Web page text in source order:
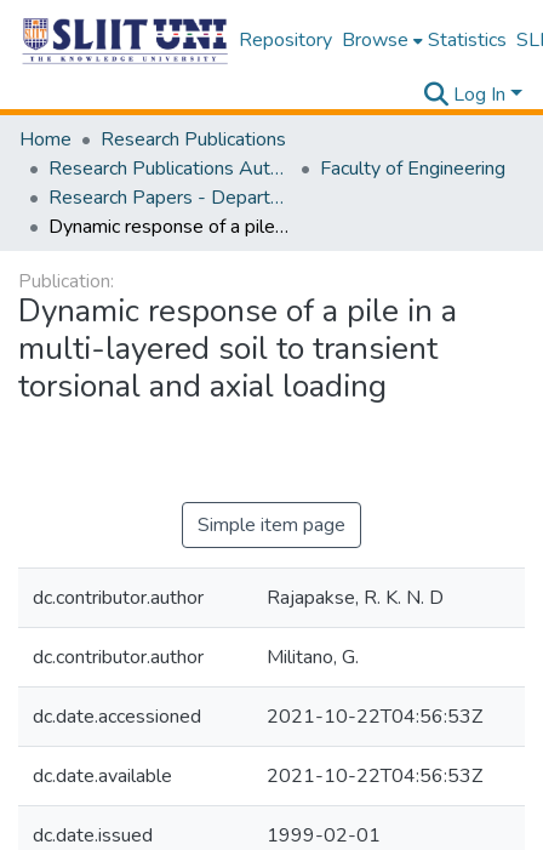
Repository Browse Statistics
Log In
Home
Research Publications
Research Publications Authored by SLIIT Staff
Faculty of Engineering
Research Papers - Department of Civil Engineering
Dynamic response of a pile in a multi-layered soil to transient torsional and axial loading
Publication:
Dynamic response of a pile in a
multi-layered soil to transient
torsional and axial loading
Simple item page
dc.contributor.author Rajapakse, R. K. N. D
dc.contributor.author Militano, G.
dc.date.accessioned 2021-10-22T04:56:53Z
dc.date.available 2021-10-22T04:56:53Z
dc.date.issued 1999-02-01